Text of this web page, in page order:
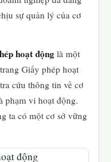
sự quản lý của cơ
hoạt động là một
Giấy phép hoạt
cứu thông tin về cơ
phạm vi hoạt động.
ta có một cơ sở vững